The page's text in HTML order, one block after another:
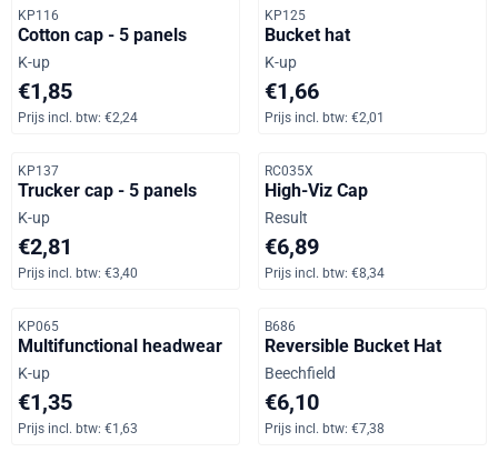
Artikelnummer
KP116
Cotton cap - 5 panels
Merk:
K-up
Prijs: 1,85, inclusief btw: 2,24
€1,85
Prijs incl. btw: €2,24
Artikelnummer
KP125
Bucket hat
Merk:
K-up
Prijs: 1,66, inclusief btw: 2,01
€1,66
Prijs incl. btw: €2,01
Artikelnummer
KP137
Trucker cap - 5 panels
Merk:
K-up
Prijs: 2,81, inclusief btw: 3,40
€2,81
Prijs incl. btw: €3,40
Artikelnummer
RC035X
High-Viz Cap
Merk:
Result
Prijs: 6,89, inclusief btw: 8,34
€6,89
Prijs incl. btw: €8,34
Artikelnummer
KP065
Multifunctional headwear
Merk:
K-up
Prijs: 1,35, inclusief btw: 1,63
€1,35
Prijs incl. btw: €1,63
Artikelnummer
B686
Reversible Bucket Hat
Merk:
Beechfield
Prijs: 6,10, inclusief btw: 7,38
€6,10
Prijs incl. btw: €7,38